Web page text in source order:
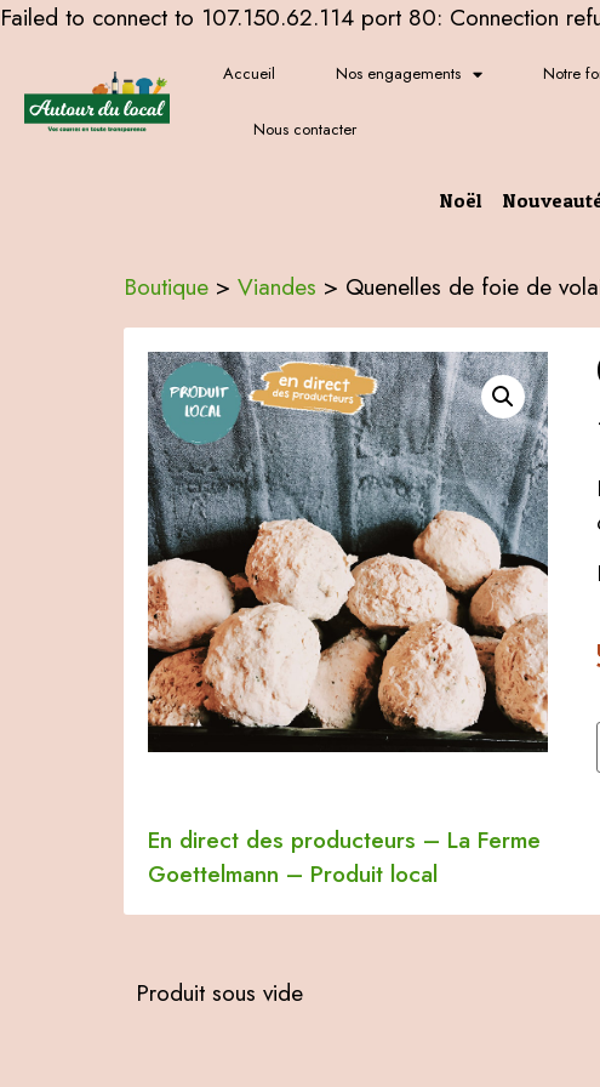
Failed to connect to 107.150.62.114 port 80: Connection
Accueil Nos engagements Notre
Nous contacter
Noël
Boutique > Viandes > Quenelles de foie de
En direct des producteurs – La Ferme
Goettelmann – Produit local
Produit sous vide